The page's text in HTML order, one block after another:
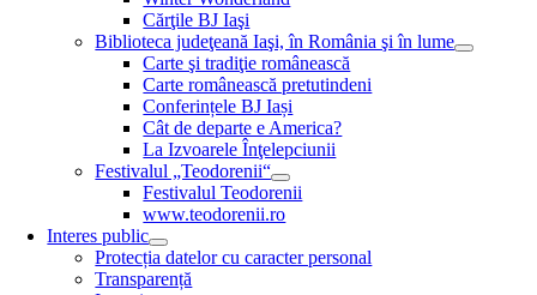
Cărţile BJ Iaşi
Biblioteca judeţeană Iaşi, în România şi în lume
Carte şi tradiţie românească
Carte românească pretutindeni
Conferințele BJ Iași
Cât de departe e America?
La Izvoarele Înţelepciunii
Festivalul „Teodorenii“
Festivalul Teodorenii
www.teodorenii.ro
Interes public
Protecția datelor cu caracter personal
Transparență